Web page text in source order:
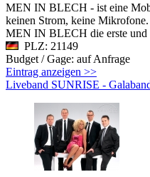
MEN IN BLECH - ist eine
keinen Strom, keine
MEN IN BLECH die erste und
PLZ: 21149
Budget / Gage: auf Anfrage
Eintrag anzeigen >>
Liveband SUNRISE -